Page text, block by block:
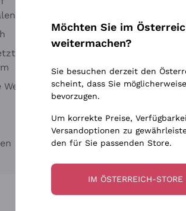
Sulfite
Weinbauern
Occhipinti Arianna
Biondi Santi
Argiolas
Zenato
Ca' dei Frati
Weitere Informationen finden Sie in unserem
Möchten Sie im
weitermachen?
Sie besuchen derzeit den
scheint, dass Sie
bevorzugen.
Um korrekte Preise,
Versandoptionen zu
den für Sie passenden Store.
IM ÖSTERREICH-STORE